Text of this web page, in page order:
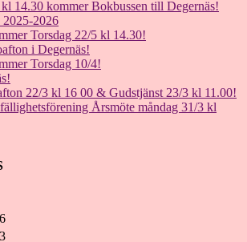
14.30 kommer Bokbussen till Degernäs!
2025-2026
Torsdag 22/5 kl 14.30!
i Degernäs!
Torsdag 10/4!
22/3 kl 16 00 & Gudstjänst 23/3 kl 11.00!
Årsmöte måndag 31/3 kl